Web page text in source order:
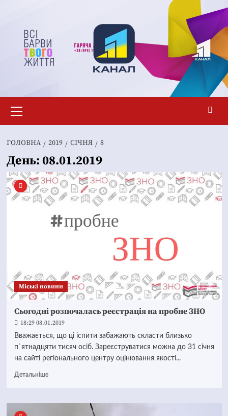
вмісту
меню
ГОЛОВНА 2019 СІЧНЯ 8
День: 08.01.2019
Mіські новини
Сьогодні розпочалась реєстрація на пробне ЗНО
18:29 08.01.2019
Вважається, що ці іспити забажають скласти близько
п`ятнадцяти тисяч осіб. Зареєструватися можна до 31 січня
на сайті регіонального центру оцінювання якості...
Детальніше